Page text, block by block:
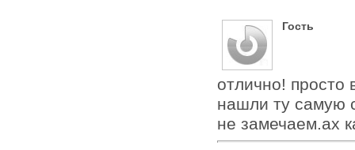
Гость
отлично! просто
нашли ту самую
не замечаем.ах